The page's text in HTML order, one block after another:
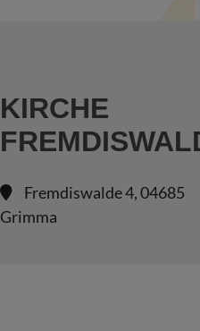
KIRCHE
Fremdiswalde 4, 04685
Grimma